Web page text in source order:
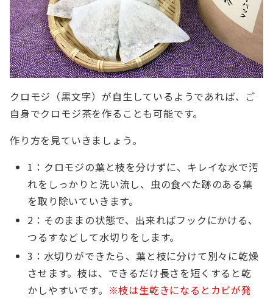
クロモジ（黒文字）が自生しているようであれば、ご
自身でクロモジ茶を作ることも可能です。
作り方を見ていきましょう。
1：クロモジの葉と枝を分けずに、キレイな水で汚
れをしっかりと洗い流し、虫の食べた跡のある葉
を取り除いていきます。
2：そのままの状態で、出来ればフックにかける、
つるすなどして水切りをします。
3：水切りができたら、葉と枝に分けて別々に乾燥
させます。枝は、できるだけ長さを短くすると乾
かしやすいです。 ※枝は生乾きになるとカビが発